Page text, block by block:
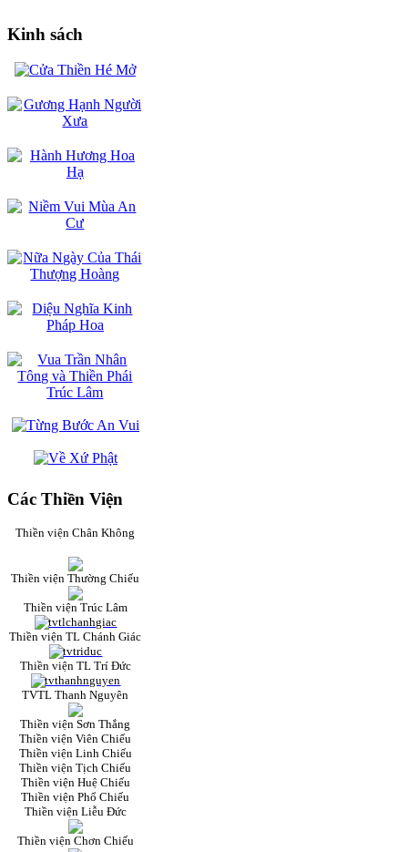
Kinh sách
Các Thiền Viện
Thiền viện Chân Không
Thiền viện Thường Chiếu
Thiền viện Trúc Lâm
Thiền viện TL Chánh Giác
Thiền viện TL Trí Đức
TVTL Thanh Nguyên
Thiền viện Sơn Thắng
Thiền viện Viên Chiếu
Thiền viện Linh Chiếu
Thiền viện Tịch Chiếu
Thiền viện Huệ Chiếu
Thiền viện Phổ Chiếu
Thiền viện Liễu Đức
Thiền viện Chơn Chiếu